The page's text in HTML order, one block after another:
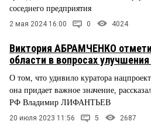
соседнего предприятия
2 мая 2024 16:00 0 4024
Виктория АБРАМЧЕНКО
области в вопросах улучшения
О том, что удивило куратора
она придает важное значение,
РФ Владимир ЛИФАНТЬЕВ
20 июля 2023 11:56 5 2687